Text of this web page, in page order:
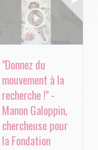
"Donnez du
mouvement à la
recherche !" -
Manon Galoppin,
chercheuse pour
la Fondation